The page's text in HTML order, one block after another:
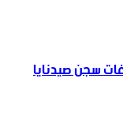
سجن صيدنايا